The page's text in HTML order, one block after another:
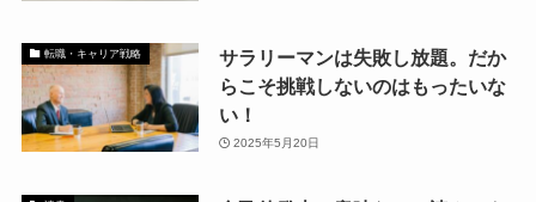
転職・キャリア戦略
サラリーマンは失敗し放題。だか
らこそ挑戦しないのはもったいな
い！
2025年5月20日